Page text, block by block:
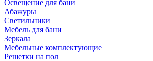
Освещение для бани
Абажуры
Светильники
Мебель для бани
Зеркала
Мебельные комплектующие
Решетки на пол